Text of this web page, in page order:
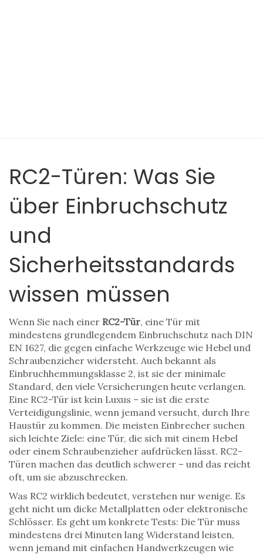
RC2-Türen: Was Sie
über Einbruchschutz
und
Sicherheitsstandards
wissen müssen
Wenn Sie nach einer RC2-Tür, eine Tür mit
mindestens grundlegendem Einbruchschutz nach DIN
EN 1627, die gegen einfache Werkzeuge wie Hebel und
Schraubenzieher widersteht. Auch bekannt als
Einbruchhemmungsklasse 2, ist sie der minimale
Standard, den viele Versicherungen heute verlangen.
Eine RC2-Tür ist kein Luxus – sie ist die erste
Verteidigungslinie, wenn jemand versucht, durch Ihre
Haustür zu kommen. Die meisten Einbrecher suchen
sich leichte Ziele: eine Tür, die sich mit einem Hebel
oder einem Schraubenzieher aufdrücken lässt. RC2-
Türen machen das deutlich schwerer – und das reicht
oft, um sie abzuschrecken.
Was RC2 wirklich bedeutet, verstehen nur wenige. Es
geht nicht um dicke Metallplatten oder elektronische
Schlösser. Es geht um konkrete Tests: Die Tür muss
mindestens drei Minuten lang Widerstand leisten,
wenn jemand mit einfachen Handwerkzeugen wie